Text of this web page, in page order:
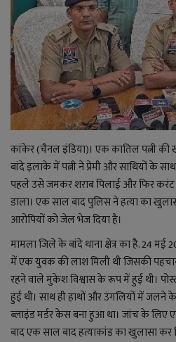
राजनीति
बिजनेस
मनोरंजन
ज्ञान विज्ञान
करिअर
वाद विवाद
संपादकीय
धर्म
लाइफ स्टाइल
कांकेर (चैनल इंडिया)। एक कातिल पत्नी
बांदे इलाके में पत्नी ने प्रेमी और साथियों के
पहले उसे जमकर शराब पिलाई और फिर
डाला। एक साल बाद पुलिस ने हत्या का
आरोपियों को जेल भेज दिया है।
मामला जिले के बांदे थाना क्षेत्र का है. 24 मई
में एक युवक की लाश मिली थी जिसकी
रहने वाले मुकेश विश्वास के रूप में हुई थी।
हुई थी। साथ ही हाथों और उंगलियों में जलने
ब्लाइंड मर्डर केस बना हुआ था। जांच के
बाद एक साल बाद हत्याकांड का खुलासा कर